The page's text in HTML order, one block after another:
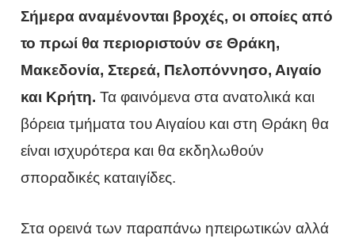
Σήμερα αναμένονται βροχές, οι οποίες από
το πρωί θα περιοριστούν σε Θράκη,
Μακεδονία, Στερεά, Πελοπόννησο, Αιγαίο
και Κρήτη. Τα φαινόμενα στα ανατολικά και
βόρεια τμήματα του Αιγαίου και στη Θράκη θα
είναι ισχυρότερα και θα εκδηλωθούν
σποραδικές καταιγίδες.
Στα ορεινά των παραπάνω ηπειρωτικών αλλά